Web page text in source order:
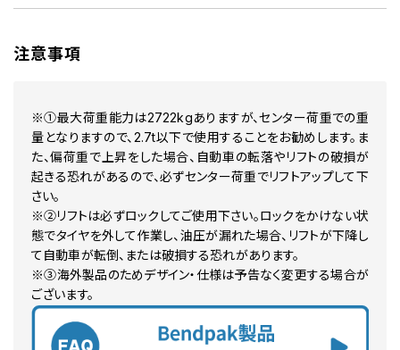
注意事項
※①最大荷重能力は2722kgありますが、センター荷重での重
量となりますので、2.7t以下で使用することをお勧めします。ま
た、偏荷重で上昇をした場合、自動車の転落やリフトの破損が
起きる恐れがあるので、必ずセンター荷重でリフトアップして下
さい。
※②リフトは必ずロックしてご使用下さい。ロックをかけない状
態でタイヤを外して作業し、油圧が漏れた場合、リフトが下降し
て自動車が転倒、または破損する恐れがあります。
※③海外製品のためデザイン・仕様は予告なく変更する場合が
ございます。